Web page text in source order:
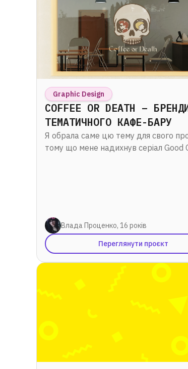
Graphic Design
COFFEE OR DEATH –
ТЕМАТИЧНОГО КАФЕ-БАРУ
Я обрала саме цю тему для свого
тому що мене надихнув серіал Good
Влада Проценко, 16 років
Переглянути проєкт